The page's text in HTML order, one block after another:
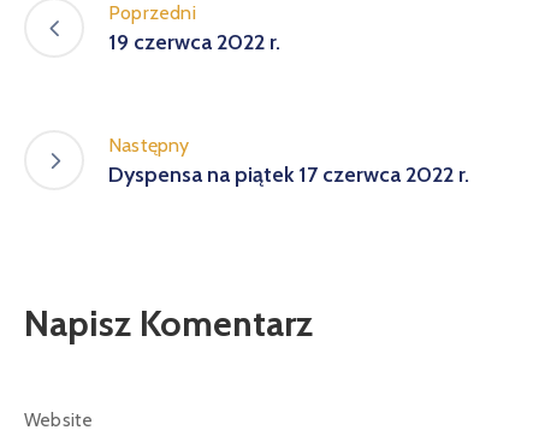
Poprzedni
19 czerwca 2022 r.
Następny
Dyspensa na piątek 17 czerwca 2022 r.
Napisz Komentarz